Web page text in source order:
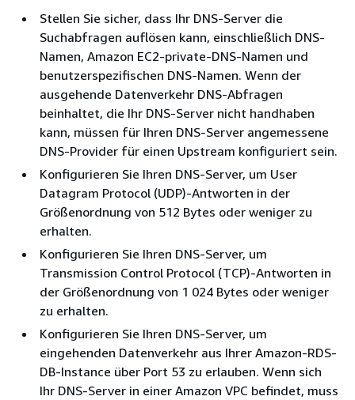
Stellen Sie sicher, dass Ihr DNS-Server die
Suchabfragen auflösen kann, einschließlich DNS-
Namen, Amazon EC2-private-DNS-Namen und
benutzerspezifischen DNS-Namen. Wenn der
ausgehende Datenverkehr DNS-Abfragen
beinhaltet, die Ihr DNS-Server nicht handhaben
kann, müssen für Ihren DNS-Server angemessene
DNS-Provider für einen Upstream konfiguriert sein.
Konfigurieren Sie Ihren DNS-Server, um User
Datagram Protocol (UDP)-Antworten in der
Größenordnung von 512 Bytes oder weniger zu
erhalten.
Konfigurieren Sie Ihren DNS-Server, um
Transmission Control Protocol (TCP)-Antworten in
der Größenordnung von 1 024 Bytes oder weniger
zu erhalten.
Konfigurieren Sie Ihren DNS-Server, um
eingehenden Datenverkehr aus Ihrer Amazon-RDS-
DB-Instance über Port 53 zu erlauben. Wenn sich
Ihr DNS-Server in einer Amazon VPC befindet, muss